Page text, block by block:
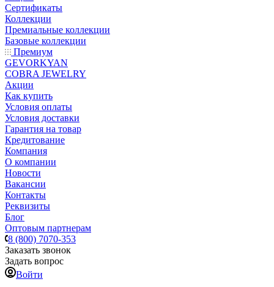
Сертификаты
Коллекции
Премиальные коллекции
Базовые коллекции
Премиум
GEVORKYAN
COBRA JEWELRY
Акции
Как купить
Условия оплаты
Условия доставки
Гарантия на товар
Кредитование
Компания
О компании
Новости
Вакансии
Контакты
Реквизиты
Блог
Оптовым партнерам
8 (800) 7070-353
Заказать звонок
Задать вопрос
Войти